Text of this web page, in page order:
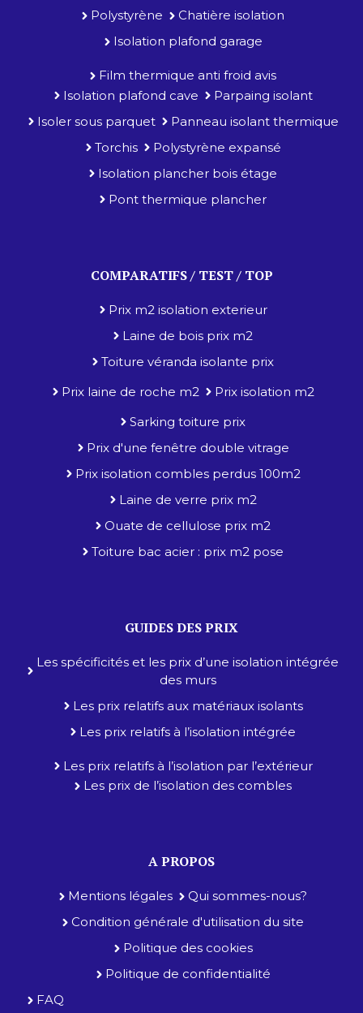
Polystyrène
Chatière isolation
Isolation plafond garage
Film thermique anti froid avis
Isolation plafond cave
Parpaing isolant
Isoler sous parquet
Panneau isolant thermique
Torchis
Polystyrène expansé
Isolation plancher bois étage
Pont thermique plancher
COMPARATIFS / TEST / TOP
Prix m2 isolation exterieur
Laine de bois prix m2
Toiture véranda isolante prix
Prix laine de roche m2
Prix isolation m2
Sarking toiture prix
Prix d'une fenêtre double vitrage
Prix isolation combles perdus 100m2
Laine de verre prix m2
Ouate de cellulose prix m2
Toiture bac acier : prix m2 pose
GUIDES DES PRIX
Les spécificités et les prix d’une isolation intégrée
des murs
Les prix relatifs aux matériaux isolants
Les prix relatifs à l’isolation intégrée
Les prix relatifs à l’isolation par l’extérieur
Les prix de l’isolation des combles
A PROPOS
Mentions légales
Qui sommes-nous?
Condition générale d'utilisation du site
Politique des cookies
Politique de confidentialité
FAQ